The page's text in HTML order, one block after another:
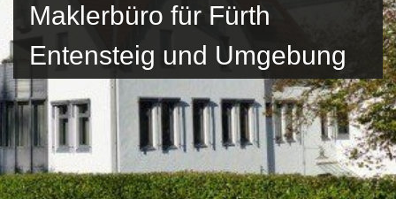
Maklerbüro für Fürth
Entensteig und Umgebung